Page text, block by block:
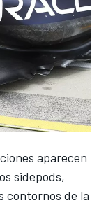
aparecen
sidepods,
contornos de la